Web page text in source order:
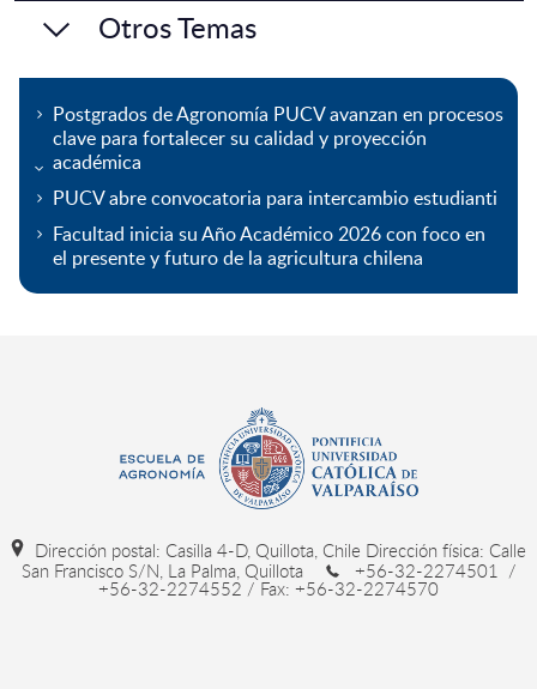
Otros Temas
Postgrados de Agronomía PUCV avanzan en procesos
clave para fortalecer su calidad y proyección
académica
PUCV abre convocatoria para intercambio estudianti
Facultad inicia su Año Académico 2026 con foco en
el presente y futuro de la agricultura chilena
Dirección postal: Casilla 4-D, Quillota, Chile Dirección física: Calle
San Francisco S/N, La Palma, Quillota
+56-32-2274501 /
+56-32-2274552 / Fax: +56-32-2274570